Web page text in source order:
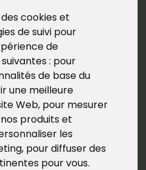
cookies et
de suivi pour
de
: pour
de base du
une meilleure
Web, pour mesurer
produits et
les
, pour diffuser des
pour vous.
1930 à Paris. Longtemps
et doué d’un don de
aussi auteur de six
et toute une histoire
est un roman
devant se dérouler